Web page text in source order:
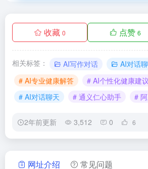
收藏 0 点赞 6
相关标签： AI写作对话
AI对话
# AI专业健康解答
# AI个性化健康建议
# AI对话聊天
# 通义仁心助手 #
2年前更新 3,512 0 6
网址介绍 常见问题